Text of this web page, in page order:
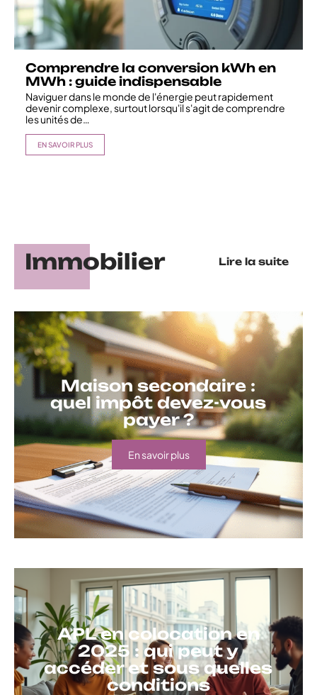
Comprendre la conversion kWh en
MWh : guide indispensable
Naviguer dans le monde de l'énergie peut rapidement
devenir complexe, surtout lorsqu'il s'agit de comprendre
les unités de
EN SAVOIR PLUS
Immobilier Lire la suite
Maison secondaire :
quel impôt devez-vous
payer ?
En savoir plus
APL en colocation en
2025 : qui peut y
accéder et sous quelles
conditions